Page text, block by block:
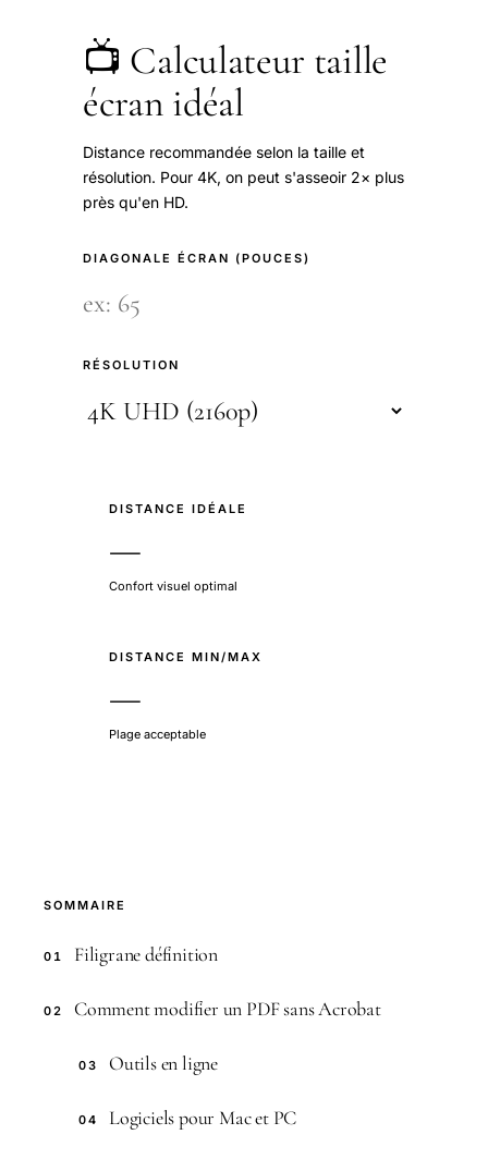
📺 Calculateur taille
écran idéal
Distance recommandée selon la taille et
résolution. Pour 4K, on peut s'asseoir 2× plus
près qu'en HD.
DIAGONALE ÉCRAN (POUCES)
RÉSOLUTION
DISTANCE IDÉALE
—
Confort visuel optimal
DISTANCE MIN/MAX
—
Plage acceptable
SOMMAIRE
01 Filigrane définition
02 Comment modifier un PDF sans Acrobat
03 Outils en ligne
04 Logiciels pour Mac et PC